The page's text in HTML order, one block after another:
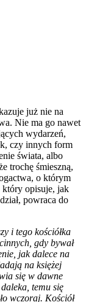
już nie na
Nie ma go nawet
wydarzeń,
czy innych form
świata, albo
trochę śmieszną,
o którym
opisuje, jak
powraca do
i tego kościółka
gdy bywał
jak dalece na
na księżej
się w dawne
temu się
wczoraj. Kościół